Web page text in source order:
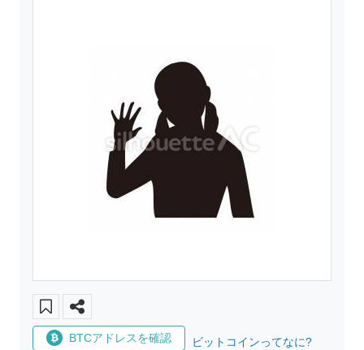
BTCアドレスを確認 ビットコインってなに?